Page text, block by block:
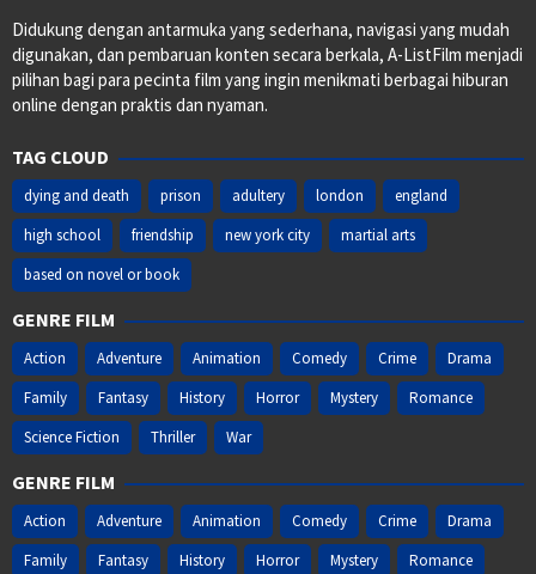
Didukung dengan antarmuka yang sederhana, navigasi yang mudah
digunakan, dan pembaruan konten secara berkala, A-ListFilm menjadi
pilihan bagi para pecinta film yang ingin menikmati berbagai hiburan
online dengan praktis dan nyaman.
TAG CLOUD
dying and death prison adultery london
england
high school
friendship new york city
martial arts
based on novel or book
GENRE FILM
Action Adventure Animation Comedy Crime
Drama
Family
Fantasy History Horror Mystery
Romance
Science Fiction
Thriller War
GENRE FILM
Action Adventure Animation Comedy Crime
Drama
Family
Fantasy History Horror Mystery Romance